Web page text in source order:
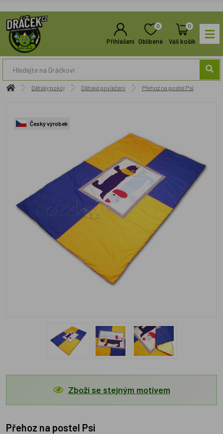
Přihlášení
0
Oblíbené
0
Váš košík
Dětský pokoj Dětské povlečení Přehoz na postel Psi
Český výrobek
Zboží se stejným motivem
Přehoz na postel Psi